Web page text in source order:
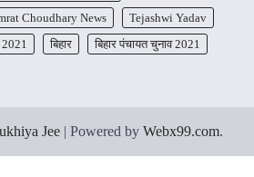
Choudhary News
Tejashwi Yadav
2021 बिहार
बिहार पंचायत चुनाव 2021
Jee | Powered by Webx99.com.